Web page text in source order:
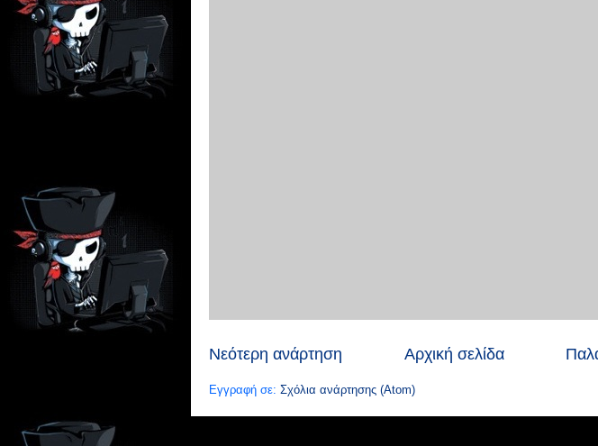
Νεότερη ανάρτηση Αρχική σελίδα
Εγγραφή σε: Σχόλια ανάρτησης (Atom)